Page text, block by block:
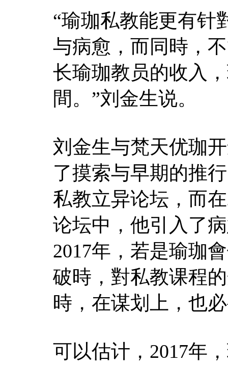
“瑜珈私教能更有针
与病愈，而同時，
长瑜珈教员的收入
間。”刘金生说。
刘金生与梵天优珈
了摸索与早期的推
私教立异论坛，而
论坛中，他引入了
2017年，若是瑜珈
破時，對私教课程
時，在谋划上，也
可以估计，2017年